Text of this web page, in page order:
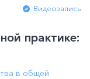
Видеозапись
практике:
в общей